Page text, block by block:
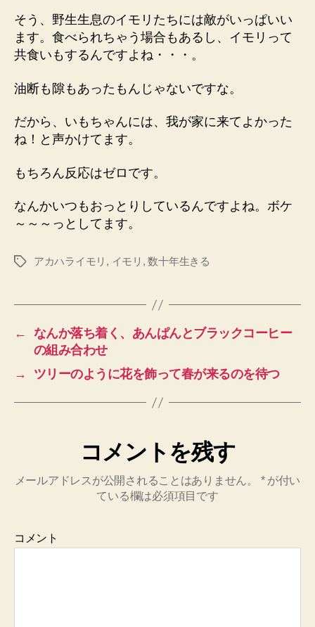
そう、野生生息のイモリたちには敵がいっぱいい
ます。食べられちゃう場合もあるし、イモリって
共食いもするんですよね・・・。
油断も隙もあったもんじゃないですな。
だから、いもちゃんには、我が家に来てよかった
ね！と声かけてます。
もちろん反応はゼロです。
なんかいつもおっとりしているんですよね。ボケ
～～～っとしてます。
タ
アカハライモリ , イモリ ,数十年生きる
←
なんか落ち着く、あんぱんとブラックコーヒー
の組み合わせ
→
ツリーのように花を飾って春が来るのを待つ
コメントを残す
メールアドレスが公開されることはありません。 *が付い
ている欄は必須項目です
コメント